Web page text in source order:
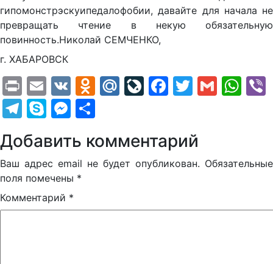
гипомонстрэскуипедалофобии, давайте для начала не
превращать чтение в некую обязательную
повинность.Николай СЕМЧЕНКО,
г. ХАБАРОВСК
PrintEmail
VK Odnoklassniki
Mail.Ru
LiveJournal
Facebook
Twitter
Gmail
Telegram
SkypeMessenger
Добавить комментарий
Ваш адрес email не будет опубликован. Обязательные
поля помечены *
Комментарий *